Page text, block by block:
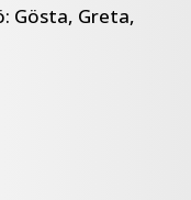
Gösta, Greta,